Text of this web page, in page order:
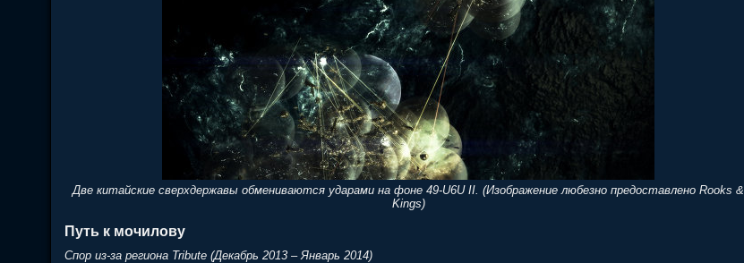
Две китайские сверхдержавы обмениваются ударами на фоне 49-U6U II. (Изображение любезно предоставлено Rooks &
Kings)
Путь к мочилову
Спор из-за региона Tribute (Декабрь 2013 – Январь 2014)